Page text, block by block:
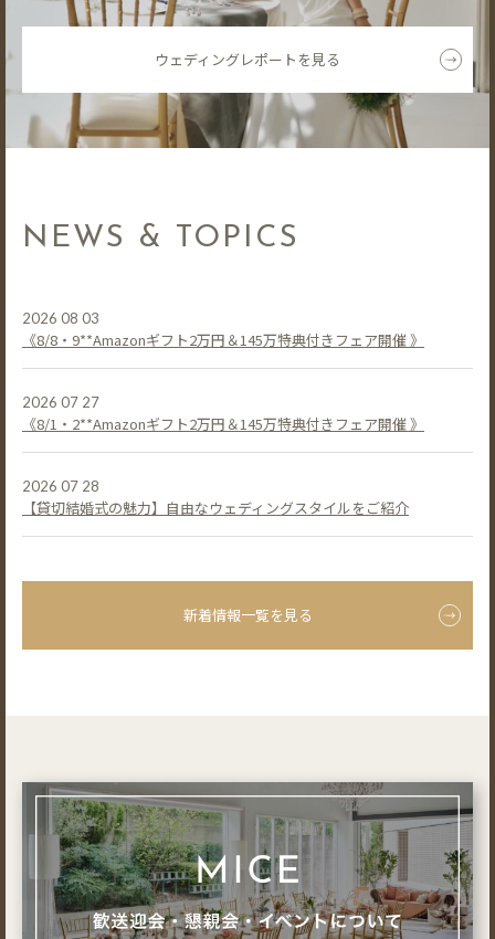
ウェディングレポートを見る
NEWS & TOPICS
2026 08 03
《8/8・9**Amazonギフト2万円＆145万特典付きフェア開催 》
2026 07 27
《8/1・2**Amazonギフト2万円＆145万特典付きフェア開催 》
2026 07 28
【貸切結婚式の魅力】自由なウェディングスタイルをご紹介
新着情報一覧を見る